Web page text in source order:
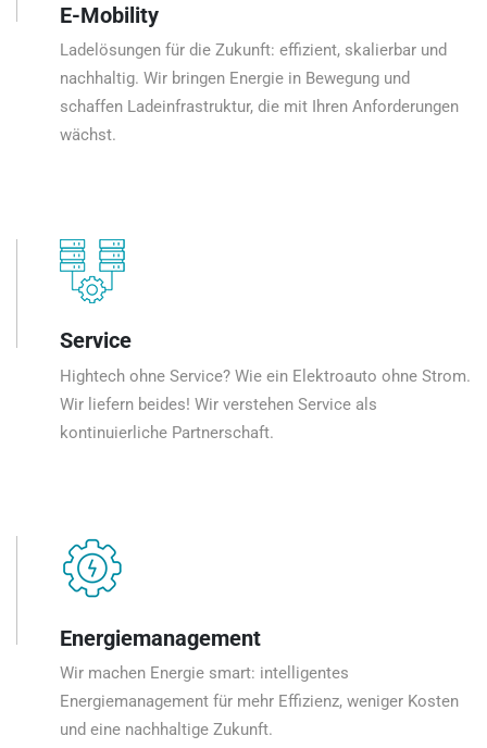
E-Mobility
Ladelösungen für die Zukunft: effizient, skalierbar und
nachhaltig. Wir bringen Energie in Bewegung und
schaffen Ladeinfrastruktur, die mit Ihren Anforderungen
wächst.
Service
Hightech ohne Service? Wie ein Elektroauto ohne Strom.
Wir liefern beides! Wir verstehen Service als
kontinuierliche Partnerschaft.
Energiemanagement
Wir machen Energie smart: intelligentes
Energiemanagement für mehr Effizienz, weniger Kosten
und eine nachhaltige Zukunft.